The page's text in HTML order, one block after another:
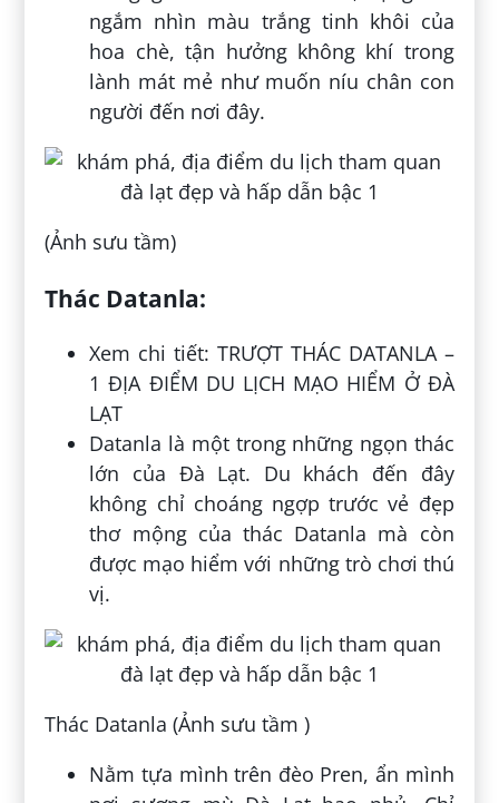
ngắm nhìn màu trắng tinh khôi của
hoa chè, tận hưởng không khí trong
lành mát mẻ như muốn níu chân con
người đến nơi đây.
(Ảnh sưu tầm)
Thác Datanla:
Xem chi tiết: TRƯỢT THÁC DATANLA –
1 ĐỊA ĐIỂM DU LỊCH MẠO HIỂM Ở ĐÀ
LẠT
Datanla là một trong những ngọn thác
lớn của Đà Lạt. Du khách đến đây
không chỉ choáng ngợp trước vẻ đẹp
thơ mộng của thác Datanla mà còn
được mạo hiểm với những trò chơi thú
vị.
Thác Datanla (Ảnh sưu tầm )
Nằm tựa mình trên đèo Pren, ẩn mình